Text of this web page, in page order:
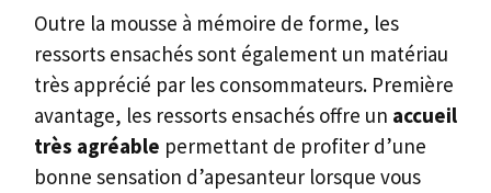
Outre la mousse à mémoire de forme, les
ressorts ensachés sont également un matériau
très apprécié par les consommateurs. Première
avantage, les ressorts ensachés offre un accueil
très agréable permettant de profiter d’une
bonne sensation d’apesanteur lorsque vous